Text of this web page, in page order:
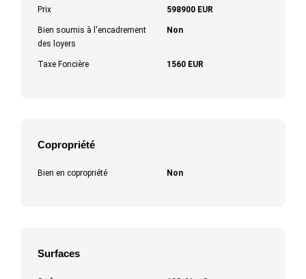
Prix 598900 EUR
Bien soumis à l'encadrement
des loyers
Non
Taxe Foncière 1560 EUR
Copropriété
Bien en copropriété Non
Surfaces